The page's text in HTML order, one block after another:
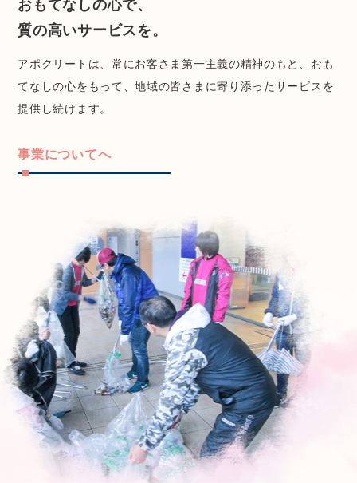
おもてなしの心で、
質の高いサービスを。
アポクリートは、常にお客さま第一主義の精神のもと、おも
てなしの心をもって、地域の皆さまに寄り添ったサービスを
提供し続けます。
事業についてへ